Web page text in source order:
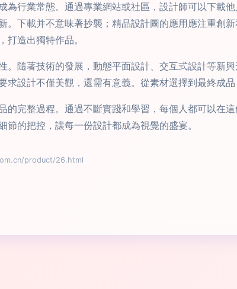
為行業常態。通過專業網站或社區，設計師可以下載
。下載并不意味著抄襲；精品設計圖的應用應注重創
造出獨特作品。
。隨著技術的發展，動態平面設計、交互式設計等新
求設計不僅美觀，還需有意義。從素材選擇到最終成
的完整過程。通過不斷實踐和學習，每個人都可以在
的把控，讓每一份設計都成為視覺的盛宴。
product/26.html